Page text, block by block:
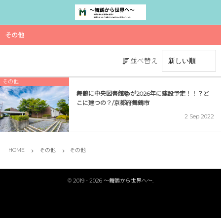
その他
並べ替え
その他
舞鶴に中央図書館📚が2026年に建設予定！！？ど
こに建つの？/京都府舞鶴市
2 Sep 2022
HOME その他 その他
© 2019 - 2026 〜舞鶴から世界へ〜.